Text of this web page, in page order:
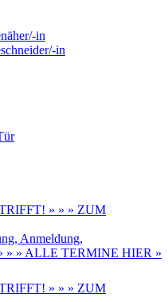
in
in
» » » ZUM
Anmeldung,
» » ALLE TERMINE HIER »
» » » ZUM